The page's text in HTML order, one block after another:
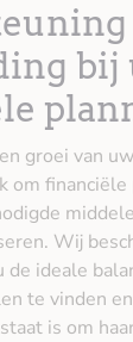
bij
groei van
om
Wij
de ideale
te vinden
is om